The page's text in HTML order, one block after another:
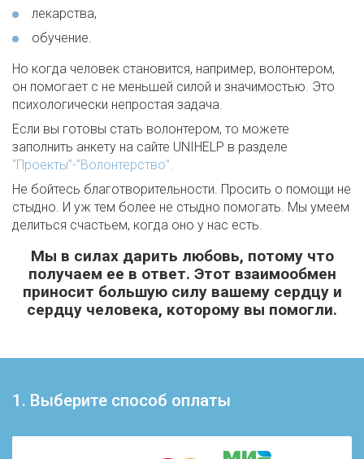
лекарства,
обучение.
Но когда человек становится, например, волонтером,
он помогает с не меньшей силой и значимостью. Это
психологически непростая задача.
Если вы готовы стать волонтером, то можете
заполнить анкету на сайте UNIHELP в разделе
“Проекты”-”Волонтерство”.
Не бойтесь благотворительности. Просить о помощи не
стыдно. И уж тем более не стыдно помогать. Мы умеем
делиться счастьем, когда оно у нас есть.
Мы в силах дарить любовь, потому что
получаем ее в ответ. Этот взаимообмен
приносит большую силу вашему сердцу и
сердцу человека, которому вы помогли.
1. Выберите способ оплаты